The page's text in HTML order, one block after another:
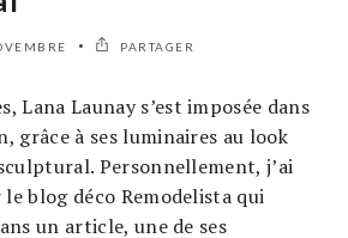
PARTAGER
Lana Launay s’est imposée dans
grâce à ses luminaires au look
Personnellement, j’ai
blog déco Remodelista qui
un article, une de ses